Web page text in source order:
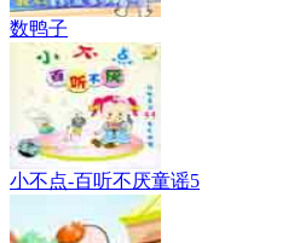
数鸭子
小不点-百听不厌童谣5